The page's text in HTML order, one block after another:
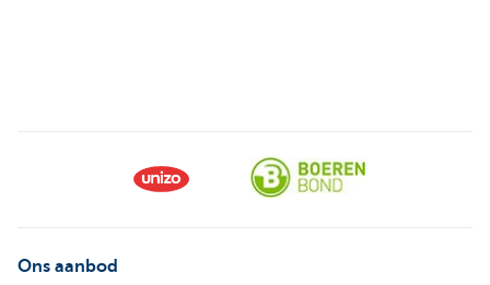
Ons aanbod